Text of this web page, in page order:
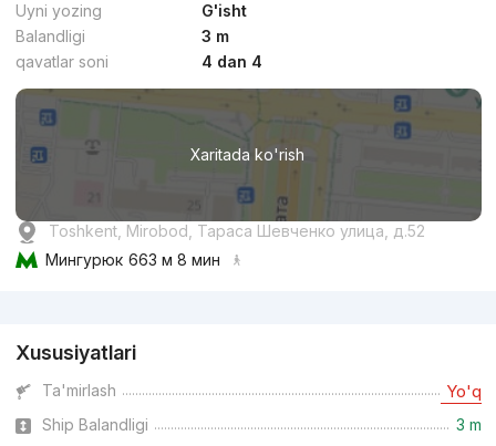
Uyni yozing
G'isht
Balandligi
3 m
qavatlar soni
4 dan 4
Xaritada ko'rish
Toshkent, Mirobod, Тараса Шевченко улица, д.52
Мингурюк 663 м 8 мин
Xususiyatlari
Ta'mirlash Yo'q
Ship Balandligi 3 m